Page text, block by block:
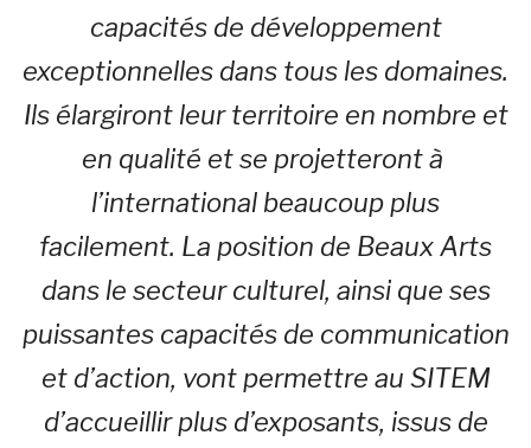
capacités de développement
exceptionnelles dans tous les domaines.
Ils élargiront leur territoire en nombre et
en qualité et se projetteront à
l’international beaucoup plus
facilement. La position de Beaux Arts
dans le secteur culturel, ainsi que ses
puissantes capacités de communication
et d’action, vont permettre au SITEM
d’accueillir plus d’exposants, issus de